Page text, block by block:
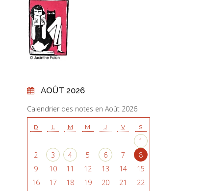
AOÛT 2026
Calendrier des notes en Août 2026
D L M M J V S
1
2
3 4 5 6 7
8
9
10 11 12 13 14
15
16
17 18 19 20 21
22